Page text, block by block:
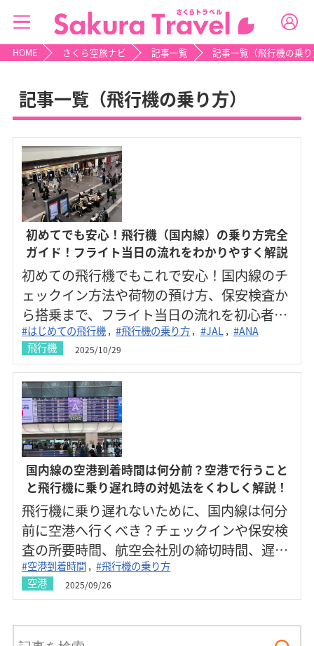
HOME さくら空旅ナビ 記事一覧 記事一覧（飛行機の乗
記事一覧（飛行機の乗り方）
飛行機 2025/10/29
初めてでも安心！飛行機（国内線）の乗り方完全
ガイド！フライト当日の流れをわかりやすく解説
初めての飛行機でもこれで安心！国内線のチ
ェックイン方法や荷物の預け方、保安検査か
ら搭乗まで、フライト当日の流れを初心者向
けにわかりやすく解説します。
#はじめての飛行機 #飛行機の乗り方 #JAL #ANA
空港 2025/09/26
国内線の空港到着時間は何分前？空港で行うこと
と飛行機に乗り遅れ時の対処法をくわしく解説！
飛行機に乗り遅れないために、国内線は何分
前に空港へ行くべき？チェックインや保安検
査の所要時間、航空会社別の締切時間、遅れ
そうな時の対処法までわかりやすく解説！
#空港到着時間 #飛行機の乗り方